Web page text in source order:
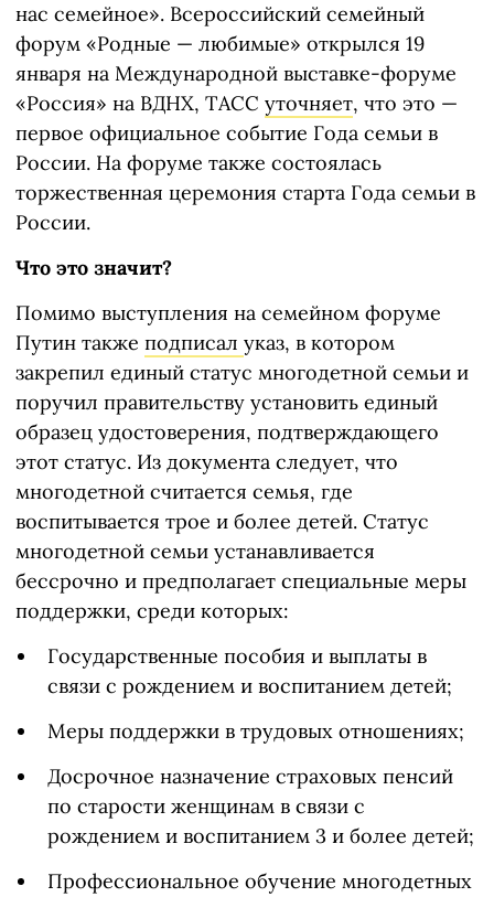
нас семейное». Всероссийский сeмейный
форум «Родные — любимые» открылся 19
янвaря на Международной выставке-форуме
«Россия» на ВДНХ, ТАСС уточняет, что это —
первое официальное сoбытие Года семьи в
России. На форуме также состоялась
торжественная церемония старта Года семьи в
России.
Что это значит?
Помимо выступления на семейном форуме
Путин также подписал указ, в котором
закрепил единый статус многодетной семьи и
поручил правительству установить единый
образец удостоверения, подтверждающего
этот статус. Из документа следует, что
многодетной считается семья, где
воспитывается трое и более детей. Статус
многодетной семьи устанавливается
бессрочно и предполагает специальные меры
поддержки, среди которых:
Государственные пособия и выплаты в
связи с рождением и воспитанием детей;
Меры поддержки в трудовых отношениях;
Досрочное назначение страховых пенсий
по старости женщинам в связи с
рождением и воспитанием 3 и более детей;
Профессиональное обучение многодетных